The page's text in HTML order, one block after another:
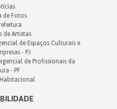
de Fotos
de Artistas
de Espaços Culturais e
- PJ
de Profissionais da
- PF